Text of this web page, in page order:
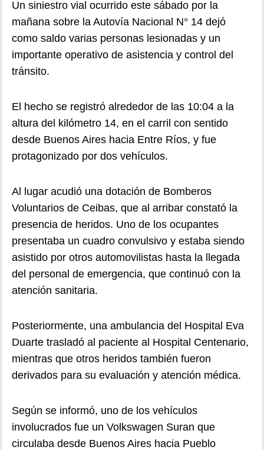
Un siniestro vial ocurrido este sábado por la
mañana sobre la Autovía Nacional N° 14 dejó
como saldo varias personas lesionadas y un
importante operativo de asistencia y control del
tránsito.
El hecho se registró alrededor de las 10:04 a la
altura del kilómetro 14, en el carril con sentido
desde Buenos Aires hacia Entre Ríos, y fue
protagonizado por dos vehículos.
Al lugar acudió una dotación de Bomberos
Voluntarios de Ceibas, que al arribar constató la
presencia de heridos. Uno de los ocupantes
presentaba un cuadro convulsivo y estaba siendo
asistido por otros automovilistas hasta la llegada
del personal de emergencia, que continuó con la
atención sanitaria.
Posteriormente, una ambulancia del Hospital Eva
Duarte trasladó al paciente al Hospital Centenario,
mientras que otros heridos también fueron
derivados para su evaluación y atención médica.
Según se informó, uno de los vehículos
involucrados fue un Volkswagen Suran que
circulaba desde Buenos Aires hacia Pueblo